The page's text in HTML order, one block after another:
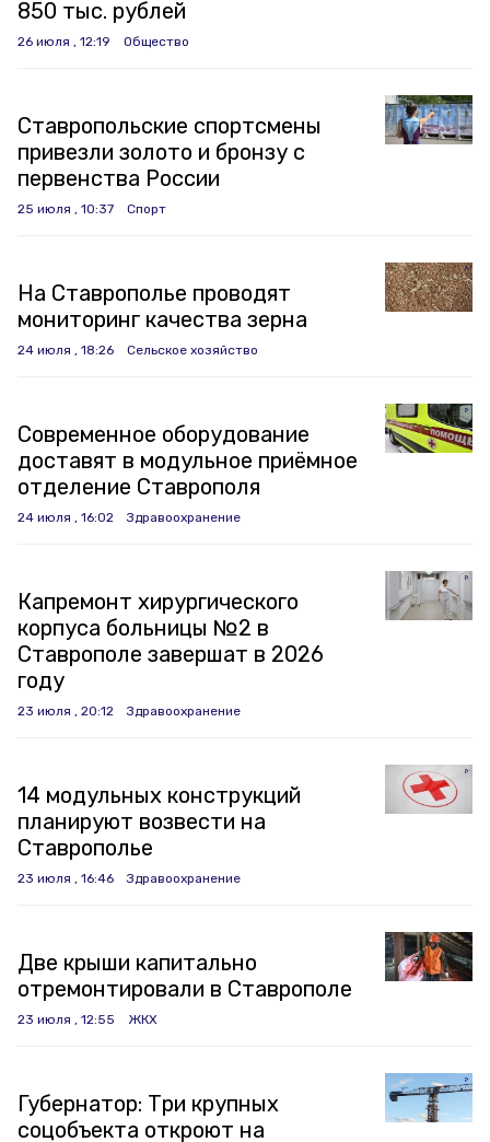
850 тыс. рублей
26 июля , 12:19 Общество
Ставропольские спортсмены
привезли золото и бронзу с
первенства России
25 июля , 10:37 Спорт
На Ставрополье проводят
мониторинг качества зерна
24 июля , 18:26 Сельское хозяйство
Современное оборудование
доставят в модульное приёмное
отделение Ставрополя
24 июля , 16:02 Здравоохранение
Капремонт хирургического
корпуса больницы №2 в
Ставрополе завершат в 2026
году
23 июля , 20:12 Здравоохранение
14 модульных конструкций
планируют возвести на
Ставрополье
23 июля , 16:46 Здравоохранение
Две крыши капитально
отремонтировали в Ставрополе
23 июля , 12:55 ЖКХ
Губернатор: Три крупных
соцобъекта откроют на